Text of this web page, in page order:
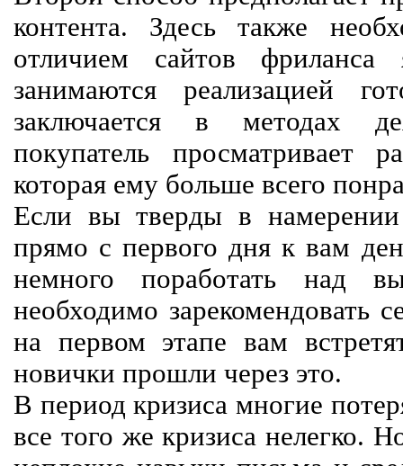
контента. Здесь также
отличием сайтов
занимаются реализацией
заключается в методах
покупатель просматривает
которая ему больше всего
Если вы тверды в
прямо с первого дня к вам
немного поработать над
необходимо зарекомендовать
на первом этапе вам
новички прошли через это.
В период кризиса многие
все того же кризиса нелегко.